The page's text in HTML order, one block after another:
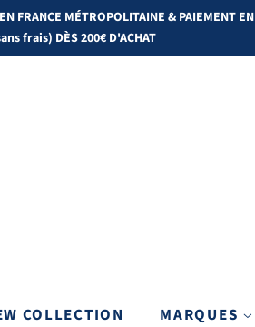
FRANCE MÉTROPOLITAINE & PAIEMENT EN
frais) DÈS 200€ D'ACHAT
COLLECTION MARQUES